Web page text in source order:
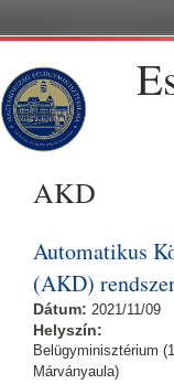
AKD
Automatikus
(AKD)
Dátum: 2021/11/09
Helyszín:
Belügyminisztérium
Márványaula)